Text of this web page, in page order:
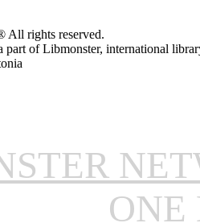
All rights reserved.
of Libmonster, international
ONE